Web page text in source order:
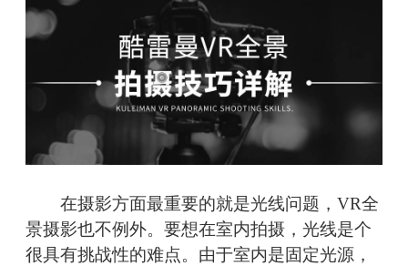
在摄影方面最重要的就是光线问题，VR全
景摄影也不例外。要想在室内拍摄，光线是个
很具有挑战性的难点。由于室内是固定光源，